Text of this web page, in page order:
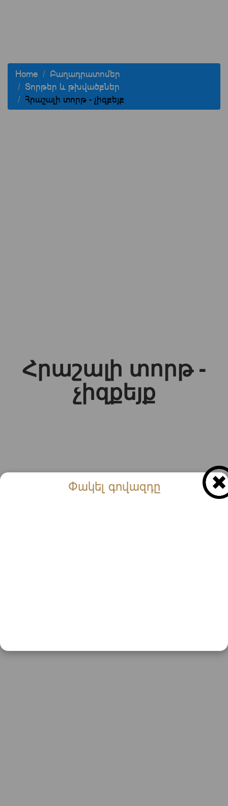
Home
Բաղադրատոմեր
Տորթեր և թխվածքներ
Հրաշալի տորթ - չիզքեյք
Հրաշալի տորթ -
չիզքեյք
Փակել գովազդը